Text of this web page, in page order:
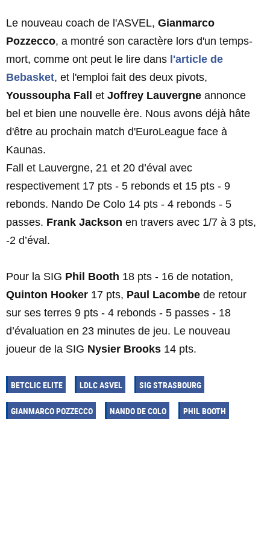
Le nouveau coach de l'ASVEL, Gianmarco
Pozzecco, a montré son caractère lors d'un temps-
mort, comme ont peut le lire dans l'article de
Bebasket, et l'emploi fait des deux pivots,
Youssoupha Fall et Joffrey Lauvergne annonce
bel et bien une nouvelle ère. Nous avons déjà hâte
d'être au prochain match d'EuroLeague face à
Kaunas.
Fall et Lauvergne, 21 et 20 d’éval avec
respectivement 17 pts - 5 rebonds et 15 pts - 9
rebonds. Nando De Colo 14 pts - 4 rebonds - 5
passes. Frank Jackson en travers avec 1/7 à 3 pts,
-2 d’éval.
Pour la SIG Phil Booth 18 pts - 16 de notation,
Quinton Hooker 17 pts, Paul Lacombe de retour
sur ses terres 9 pts - 4 rebonds - 5 passes - 18
d’évaluation en 23 minutes de jeu. Le nouveau
joueur de la SIG Nysier Brooks 14 pts.
BETCLIC ELITE LDLC ASVEL SIG STRASBOURG
GIANMARCO POZZECCO NANDO DE COLO PHIL BOOTH